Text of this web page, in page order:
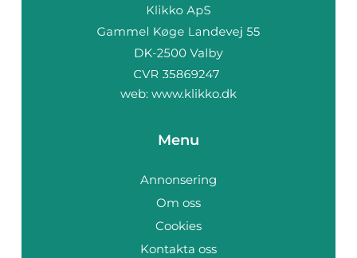
web: www.klikko.dk
Menu
Annonsering
Om oss
Cookies
Kontakta oss